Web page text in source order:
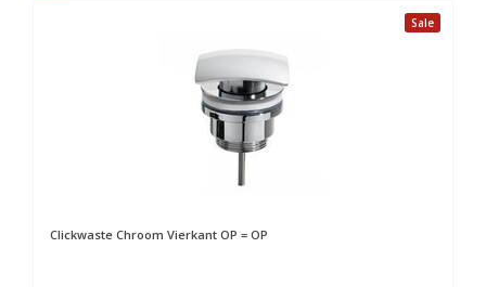
Sale
Clickwaste Chroom Vierkant OP = OP